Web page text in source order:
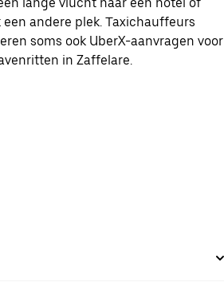
een andere plek. Taxichauffeurs
soms ook UberX-aanvragen voor
in Zaffelare.